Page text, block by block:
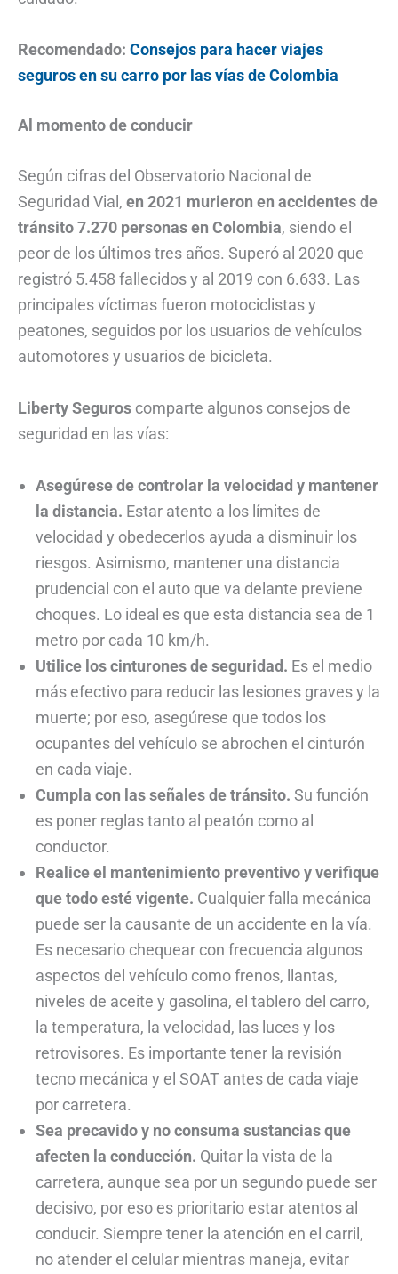
Recomendado: Consejos para hacer viajes
seguros en su carro por las vías de Colombia
Al momento de conducir
Según cifras del Observatorio Nacional de
Seguridad Vial, en 2021 murieron en accidentes de
tránsito 7.270 personas en Colombia, siendo el
peor de los últimos tres años. Superó al 2020 que
registró 5.458 fallecidos y al 2019 con 6.633. Las
principales víctimas fueron motociclistas y
peatones, seguidos por los usuarios de vehículos
automotores y usuarios de bicicleta.
Liberty Seguros comparte algunos consejos de
seguridad en las vías:
Asegúrese de controlar la velocidad y mantener
la distancia. Estar atento a los límites de
velocidad y obedecerlos ayuda a disminuir los
riesgos. Asimismo, mantener una distancia
prudencial con el auto que va delante previene
choques. Lo ideal es que esta distancia sea de 1
metro por cada 10 km/h.
Utilice los cinturones de seguridad. Es el medio
más efectivo para reducir las lesiones graves y la
muerte; por eso, asegúrese que todos los
ocupantes del vehículo se abrochen el cinturón
en cada viaje.
Cumpla con las señales de tránsito. Su función
es poner reglas tanto al peatón como al
conductor.
Realice el mantenimiento preventivo y verifique
que todo esté vigente. Cualquier falla mecánica
puede ser la causante de un accidente en la vía.
Es necesario chequear con frecuencia algunos
aspectos del vehículo como frenos, llantas,
niveles de aceite y gasolina, el tablero del carro,
la temperatura, la velocidad, las luces y los
retrovisores. Es importante tener la revisión
tecno mecánica y el SOAT antes de cada viaje
por carretera.
Sea precavido y no consuma sustancias que
afecten la conducción. Quitar la vista de la
carretera, aunque sea por un segundo puede ser
decisivo, por eso es prioritario estar atentos al
conducir. Siempre tener la atención en el carril,
no atender el celular mientras maneja, evitar